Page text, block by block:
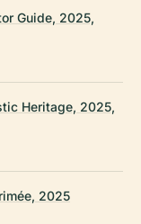
Guide, 2025,
Heritage, 2025,
2025